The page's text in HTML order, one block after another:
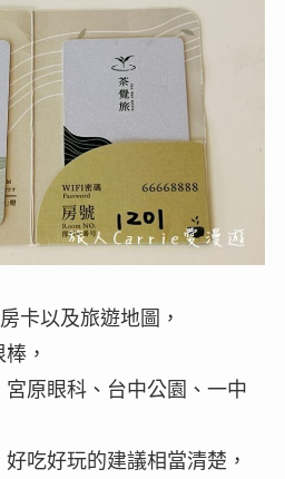
卡以及旅遊地圖，
，
原眼科、台中公園、一中
吃好玩的建議相當清楚，